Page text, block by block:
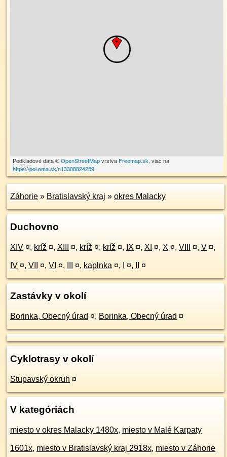
100 m
Podkladové dáta ©OpenStreetMapvrstva Freemap.sk, viac na
https://poi.oma.sk/n13308824259
Záhorie » Bratislavský kraj » okres Malacky
Duchovno
XIV ¤, kríž ¤, XIII ¤, kríž ¤, kríž ¤, IX ¤, XI ¤, X ¤, VIII ¤, V ¤,
IV ¤, VII ¤, VI ¤, ¤, kaplnka ¤, ¤, ¤
Zastávky v okolí
Borinka, Obecný úrad ¤, Borinka, Obecný úrad ¤
Cyklotrasy v okolí
Stupavský okruh ¤
V kategóriách
miesto v okres Malacky 1480x, miesto v Malé Karpaty
1601x, miesto v Bratislavský kraj 2918x, miesto v Záhorie